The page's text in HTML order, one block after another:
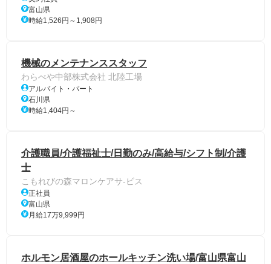
富山県
時給1,526円～1,908円
機械のメンテナンススタッフ
わらべや中部株式会社 北陸工場
アルバイト・パート
石川県
時給1,404円～
介護職員/介護福祉士/日勤のみ/高給与/シフト制/介護
士
こもれびの森マロンケアサ-ビス
正社員
富山県
月給17万9,999円
ホルモン居酒屋のホールキッチン洗い場/富山県富山